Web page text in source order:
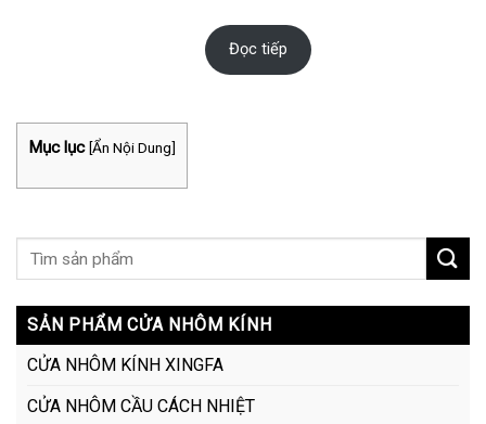
Đọc tiếp
Mục lục [Ẩn Nội Dung]
SẢN PHẨM CỬA NHÔM KÍNH
CỬA NHÔM KÍNH XINGFA
CỬA NHÔM CẦU CÁCH NHIỆT